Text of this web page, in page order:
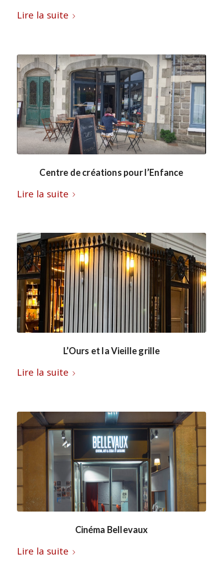
Lire la suite
Centre de créations pour l’Enfance
Lire la suite
L’Ours et la Vieille grille
Lire la suite
Cinéma Bellevaux
Lire la suite